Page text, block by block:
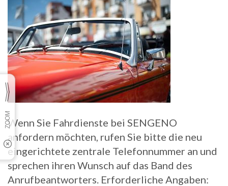
Wenn Sie Fahrdienste bei SENGENO
anfordern möchten, rufen Sie bitte die neu
eingerichtete zentrale Telefonnummer an und
sprechen ihren Wunsch auf das Band des
Anrufbeantworters. Erforderliche Angaben: